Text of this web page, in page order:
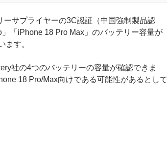
ーサプライヤーの3C認証（中国強制製品認
「iPhone 18 Pro Max」のバッテリー容量が
ます。
社の4つのバッテリーの容量が確認できま
18 Pro/Max向けである可能性があるとして